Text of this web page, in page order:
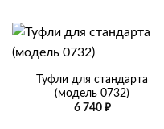
Туфли для стандарта
(модель 0732)
6 740 ₽